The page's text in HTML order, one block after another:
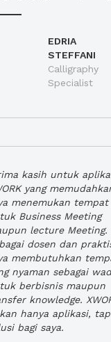
EDRIA
STEFFANI
Calligraphy
Specialist
kasih untuk
yang
menemukan tempat
Business Meeting
lecture Meeting.
dosen dan
membutuhkan
nyaman sebagai
berbisnis maupun
knowledge.
hanya aplikasi,
bagi saya.